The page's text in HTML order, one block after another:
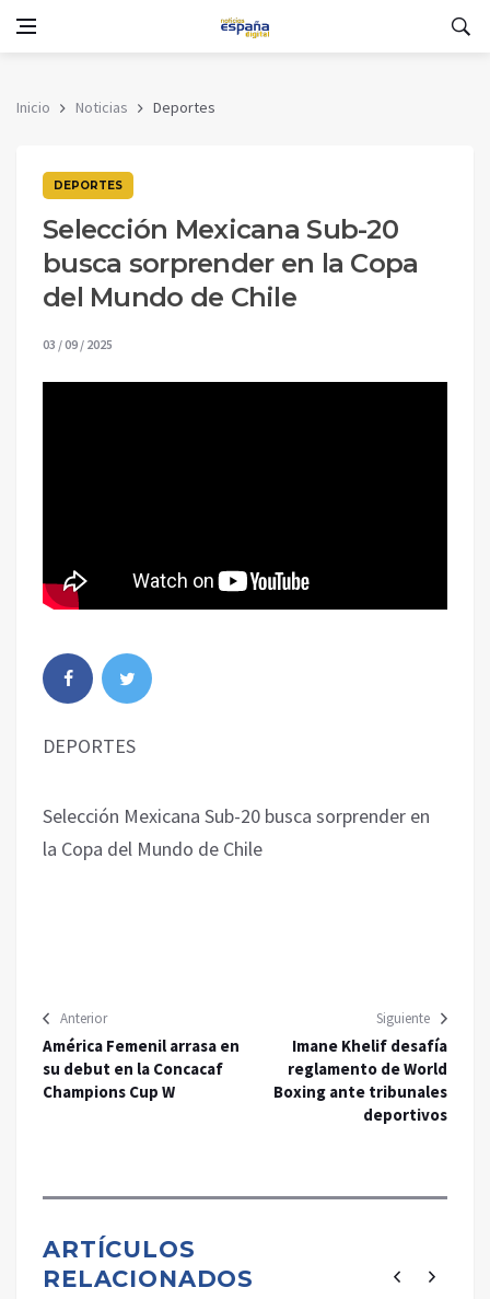
Inicio Noticias Deportes
DEPORTES
Selección Mexicana Sub-20
busca sorprender en la Copa
del Mundo de Chile
03 / 09 / 2025
DEPORTES
Selección Mexicana Sub-20 busca sorprender en
la Copa del Mundo de Chile
Anterior
América Femenil arrasa en
su debut en la Concacaf
Champions Cup W
Siguiente
Imane Khelif desafía
reglamento de World
Boxing ante tribunales
deportivos
ARTÍCULOS
RELACIONADOS